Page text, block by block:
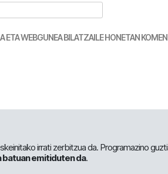
ETA WEBGUNEA BILATZAILE HONETAN
irrati zerbitzua da. Programazino
batuan emitiduten da.